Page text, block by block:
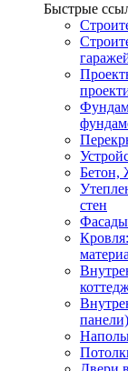
Быстрые
Бетон,
стен
панели)